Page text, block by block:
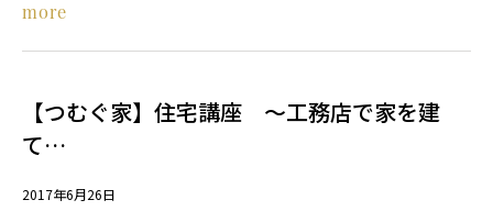
more
【つむぐ家】住宅講座 ～工務店で家を建
て…
2017年6月26日